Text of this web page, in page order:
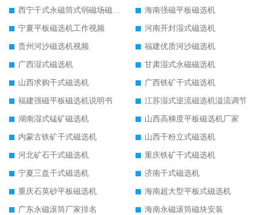
西宁干式永磁筒式弱磁场磁选机结构图
海南强磁平板磁选机
宁夏平板磁选机工作视频
河南开封湿式磁选机
贵州河沙磁选机视频
福建优质河沙磁选机
广西湿式磁选机
甘肃湿式永磁磁选机
山西求购干式磁选机
广西铁矿干式磁选机
福建强磁平板磁选机说明书
江苏湿式逆流磁选机溢流调节
湖南湿式锰矿磁选机
山西高梯度平板磁选机厂家
内蒙古铁矿干式磁选机
山西干粉立式磁选机
河北矿石干式磁选机
重庆铁矿干式磁选机
宁夏三盘干式磁选机
济南干式磁选机
重庆石英砂平板磁选机
海南超大型平板式磁选机
广东永磁滚筒厂家排名
海南永磁滚筒磁块安装